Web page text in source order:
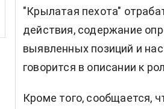
"Крылатая пехота"
действия, содержание
выявленных позиций и
говорится в описании к
Кроме того, сообщается,